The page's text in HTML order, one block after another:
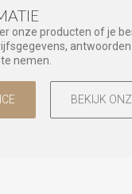
onze producten of je
nemen.
BEKIJK